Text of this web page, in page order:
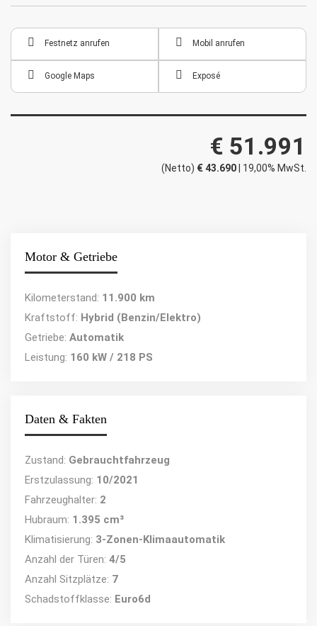
Festnetz anrufen Mobil anrufen
Google Maps Exposé
€ 51.991
(Netto) € 43.690 | 19,00% MwSt.
Motor & Getriebe
Kilometerstand: 11.900 km
Kraftstoff: Hybrid (Benzin/Elektro)
Getriebe: Automatik
Leistung: 160 kW / 218 PS
Daten & Fakten
Zustand: Gebrauchtfahrzeug
Erstzulassung: 10/2021
Fahrzeughalter: 2
Hubraum: 1.395 cm³
Klimatisierung: 3-Zonen-Klimaautomatik
Anzahl der Türen: 4/5
Anzahl Sitzplätze: 7
Schadstoffklasse: Euro6d